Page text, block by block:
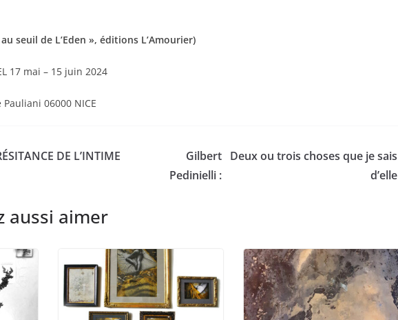
seuil de L’Eden », éditions L’Amourier)
17 mai – 15 juin 2024
06000 NICE
DE L’INTIME
Gilbert
Pedinielli :
Deux ou trois choses que je sais
d’elle
aussi aimer